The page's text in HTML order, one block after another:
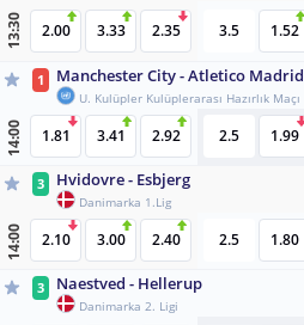
13:30 2.00 3.33 2.35 3.5 1.52
1 Manchester City - Atletico Madrid
U. Kulüpler Kulüplerarası Hazırlık Maçı
14:00 1.81 3.41 2.92 2.5 1.99
3 Hvidovre - Esbjerg
Danimarka 1.Lig
14:00 2.10 3.00 2.40 2.5 1.80
3 Naestved - Hellerup
Danimarka 2. Ligi